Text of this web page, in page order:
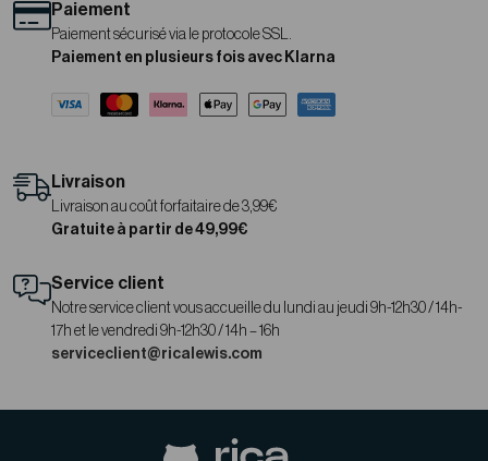
Paiement
Paiement sécurisé via le protocole SSL.
Paiement en plusieurs fois avec Klarna
Livraison
Livraison au coût forfaitaire de 3,99€
Gratuite à partir de 49,99€
Service client
Notre service client vous accueille du lundi au jeudi 9h-12h30 / 14h-
17h et le vendredi 9h-12h30 / 14h – 16h
serviceclient@ricalewis.com